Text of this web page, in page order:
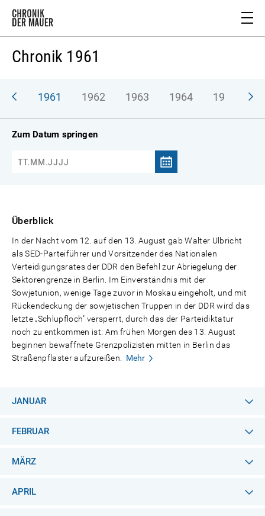
Chronik 1961
1961 1962 1963 1964 1965
Zum Datum springen
Überblick
In der Nacht vom 12. auf den 13. August gab Walter Ulbricht
als SED-Parteiführer und Vorsitzender des Nationalen
Verteidigungsrates der DDR den Befehl zur Abriegelung der
Sektorengrenze in Berlin. Im Einverständnis mit der
Sowjetunion, wenige Tage zuvor in Moskau eingeholt, und mit
Rückendeckung der sowjetischen Truppen in der DDR wird das
letzte „Schlupfloch" versperrt, durch das der Parteidiktatur
noch zu entkommen ist: Am frühen Morgen des 13. August
beginnen bewaffnete Grenzpolizisten mitten in Berlin das
Straßenpflaster aufzureißen.
Mehr
JANUAR
FEBRUAR
MÄRZ
APRIL